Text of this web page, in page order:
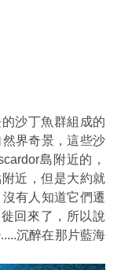
沙丁魚群組成的
界奇景，這些沙
島附近的，
近，但是大約就
有人知道它們遷
回來了，所以說
沉醉在那片藍海